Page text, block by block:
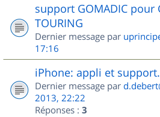
support GOMADIC pour
TOURING
Dernier message par
17:16
iPhone: appli et support.
Dernier message par
2013, 22:22
Réponses : 3